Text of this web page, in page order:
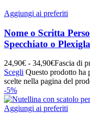
Aggiungi ai preferiti
Nome o Scritta
Specchiato o
24,90€ - 34,90€Fascia di
Scegli Questo prodotto ha
scelte nella pagina del
-5%
Aggiungi ai preferiti